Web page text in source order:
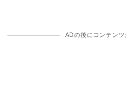
ADの後にコンテンツ